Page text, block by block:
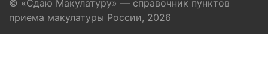
© «Сдаю Макулатуру» — справочник пунктов
приема макулатуры России, 2026